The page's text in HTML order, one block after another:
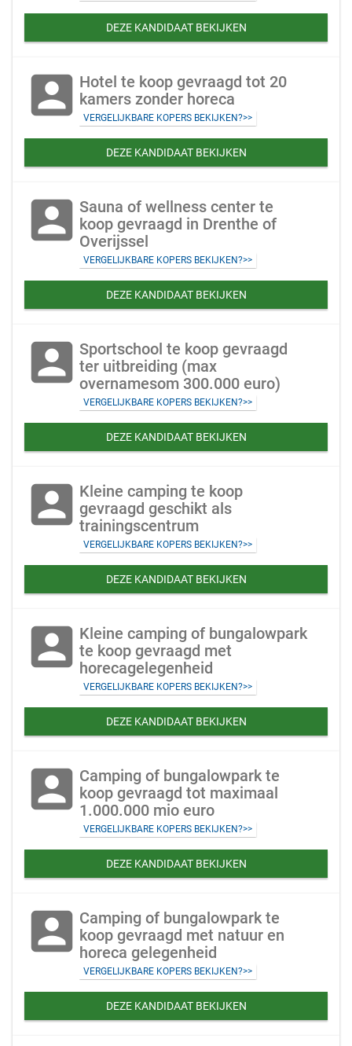
DEZE KANDIDAAT BEKIJKEN
account_box Hotel te koop gevraagd tot 20
kamers zonder horeca
VERGELIJKBARE KOPERS BEKIJKEN?>>
DEZE KANDIDAAT BEKIJKEN
account_box Sauna of wellness center te
koop gevraagd in Drenthe of
Overijssel
VERGELIJKBARE KOPERS BEKIJKEN?>>
DEZE KANDIDAAT BEKIJKEN
account_box Sportschool te koop gevraagd
ter uitbreiding (max
overnamesom 300.000 euro)
VERGELIJKBARE KOPERS BEKIJKEN?>>
DEZE KANDIDAAT BEKIJKEN
account_box Kleine camping te koop
gevraagd geschikt als
trainingscentrum
VERGELIJKBARE KOPERS BEKIJKEN?>>
DEZE KANDIDAAT BEKIJKEN
account_box Kleine camping of bungalowpark
te koop gevraagd met
horecagelegenheid
VERGELIJKBARE KOPERS BEKIJKEN?>>
DEZE KANDIDAAT BEKIJKEN
account_box Camping of bungalowpark te
koop gevraagd tot maximaal
1.000.000 mio euro
VERGELIJKBARE KOPERS BEKIJKEN?>>
DEZE KANDIDAAT BEKIJKEN
account_box Camping of bungalowpark te
koop gevraagd met natuur en
horeca gelegenheid
VERGELIJKBARE KOPERS BEKIJKEN?>>
DEZE KANDIDAAT BEKIJKEN